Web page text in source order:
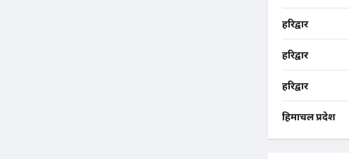
हरिद्वार
हरिद्वार
हरिद्वार
हिमाचल प्रदेश